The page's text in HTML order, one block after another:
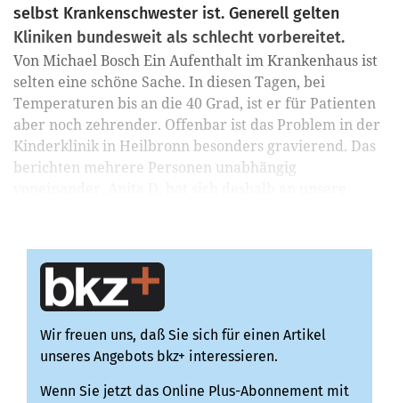
selbst Krankenschwester ist. Generell gelten
Kliniken bundesweit als schlecht vorbereitet.
Von Michael Bosch Ein Aufenthalt im Krankenhaus ist
selten eine schöne Sache. In diesen Tagen, bei
Temperaturen bis an die 40 Grad, ist er für Patienten
aber noch zehrender. Offenbar ist das Problem in der
Kinderklinik in Heilbronn besonders gravierend. Das
berichten mehrere Personen unabhängig
Wir freuen uns, daß Sie sich für einen Artikel
unseres Angebots bkz+ interessieren.
Wenn Sie jetzt das Online Plus-Abonnement mit